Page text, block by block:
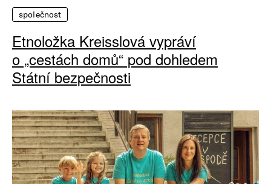
společnost
Etnoložka Kreisslová vypráví
o „cestách domů“ pod dohledem
Státní bezpečnosti